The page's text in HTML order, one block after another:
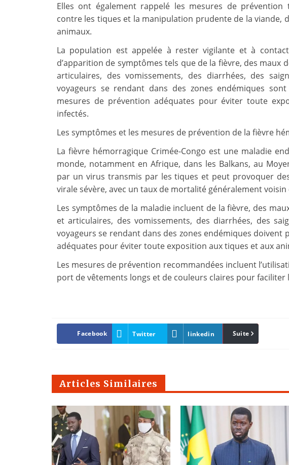
Elles ont également rappelé les mesures de prévention
contre les tiques et la manipulation prudente de la viande,
animaux.
La population est appelée à rester vigilante et à
d’apparition de symptômes tels que de la fièvre, des maux
articulaires, des vomissements, des diarrhées, des
voyageurs se rendant dans des zones endémiques
mesures de prévention adéquates pour éviter toute
infectés.
Les symptômes et les mesures de prévention de la fièvre
La fièvre hémorragique Crimée-Congo est une maladie
monde, notamment en Afrique, dans les Balkans, au
par un virus transmis par les tiques et peut provoquer
virale sévère, avec un taux de mortalité généralement voisin
Les symptômes de la maladie incluent de la fièvre, des
et articulaires, des vomissements, des diarrhées, des
voyageurs se rendant dans des zones endémiques
adéquates pour éviter toute exposition aux tiques et aux
Les mesures de prévention recommandées incluent
port de vêtements longs et de couleurs claires pour faciliter
Facebook Twitter linkedin Pinterest
Suite
Articles Similaires